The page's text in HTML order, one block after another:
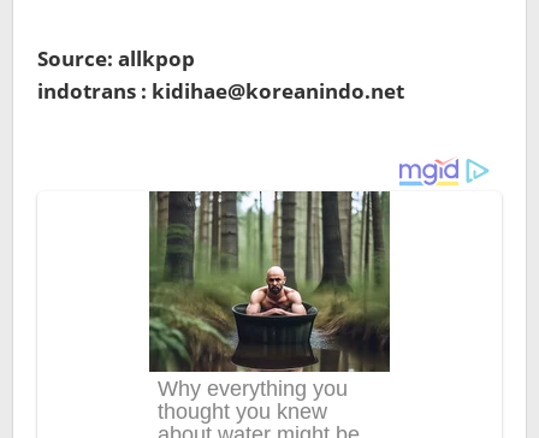
Source: allkpop
indotrans : kidihae@koreanindo.net